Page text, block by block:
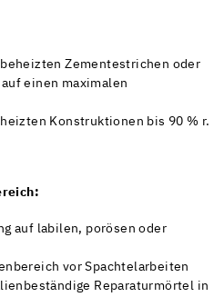
Zementestrichen oder
einen maximalen
Konstruktionen bis 90 % r.
auf labilen, porösen oder
vor Spachtelarbeiten
Reparaturmörtel in